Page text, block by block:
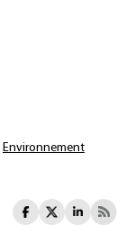
Environnement